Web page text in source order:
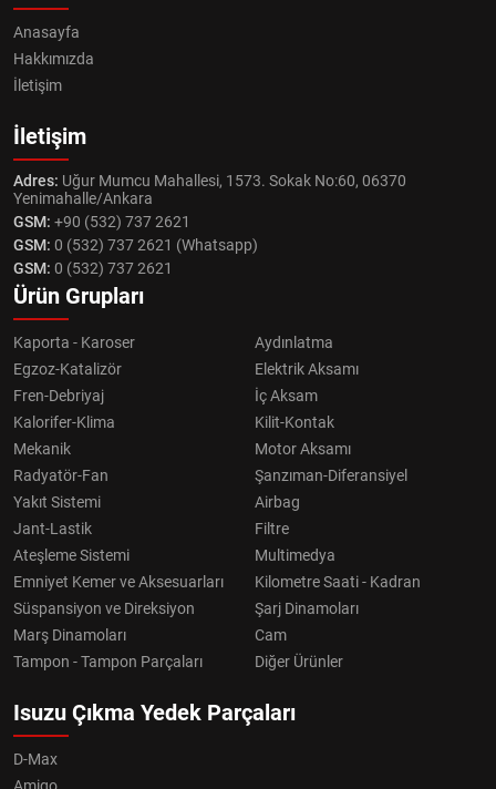
Anasayfa
Hakkımızda
İletişim
İletişim
Adres: Uğur Mumcu Mahallesi, 1573. Sokak No:60, 06370
Yenimahalle/Ankara
GSM: +90 (532) 737 2621
GSM: 0 (532) 737 2621 (Whatsapp)
GSM: 0 (532) 737 2621
Ürün Grupları
Kaporta - Karoser
Aydınlatma
Egzoz-Katalizör
Elektrik Aksamı
Fren-Debriyaj
İç Aksam
Kalorifer-Klima
Kilit-Kontak
Mekanik
Motor Aksamı
Radyatör-Fan
Şanzıman-Diferansiyel
Yakıt Sistemi
Airbag
Jant-Lastik
Filtre
Ateşleme Sistemi
Multimedya
Emniyet Kemer ve Aksesuarları
Kilometre Saati - Kadran
Süspansiyon ve Direksiyon
Şarj Dinamoları
Marş Dinamoları
Cam
Tampon - Tampon Parçaları
Diğer Ürünler
Isuzu Çıkma Yedek Parçaları
D-Max
Amigo